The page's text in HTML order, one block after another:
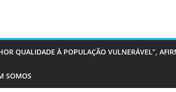
QUALIDADE À POPULAÇÃO VULNERÁVEL”,
SOMOS